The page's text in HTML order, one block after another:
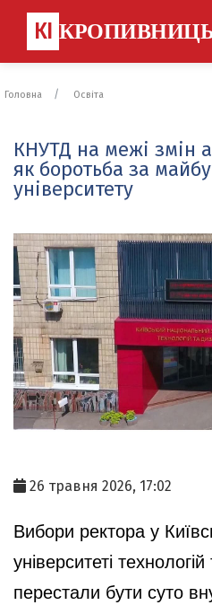
КІ
Головна Освіта
КНУТД на межі змін
як боротьба за
університету
26 травня 2026, 17:02
Вибори ректора у
університеті
перестали бути суто